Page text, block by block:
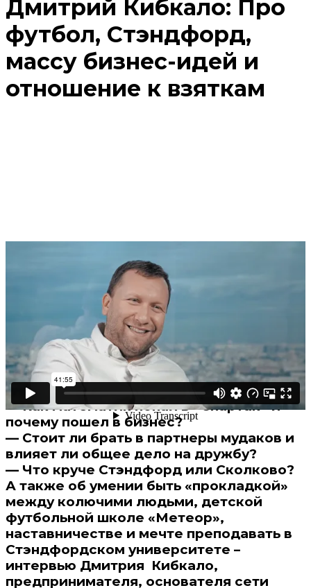
Дмитрий Кибкало: Про
футбол, Стэндфорд,
массу бизнес-идей и
отношение к взяткам
Дмитрий Кибкало,
предприниматель, основатель
сети «Мосигра», ФК «Метеор»
— Как математик попал в «Спартак» и
почему пошел в бизнес?
— Стоит ли брать в партнеры мудаков и
влияет ли общее дело на дружбу?
— Что круче Стэндфорд или Сколково?
А также об умении быть «прокладкой»
между колючими людьми, детской
футбольной школе «Метеор»,
наставничестве и мечте преподавать в
Стэндфордском университете –
интервью Дмитрия Кибкало,
предпринимателя, основателя сети